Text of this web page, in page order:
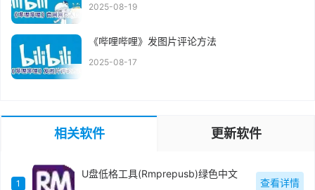
2025-08-19
《哔哩哔哩》发图片评论方法
2025-08-17
相关软件 更新软件
1
U盘低格工具(Rmprepusb)绿色中文
查看详情